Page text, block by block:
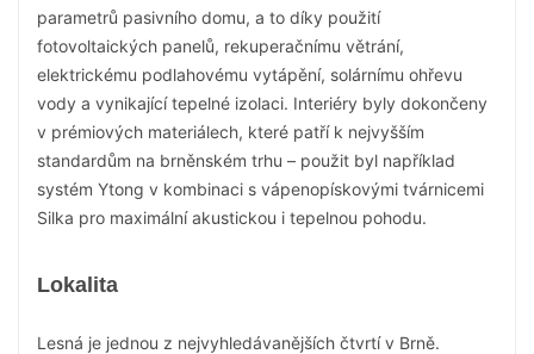
parametrů pasivního domu, a to díky použití
fotovoltaických panelů, rekuperačnímu větrání,
elektrickému podlahovému vytápění, solárnímu ohřevu
vody a vynikající tepelné izolaci. Interiéry byly dokončeny
v prémiových materiálech, které patří k nejvyšším
standardům na brněnském trhu – použit byl například
systém Ytong v kombinaci s vápenopískovými tvárnicemi
Silka pro maximální akustickou i tepelnou pohodu.
Lokalita
Lesná je jednou z nejvyhledávanějších čtvrtí v Brně.